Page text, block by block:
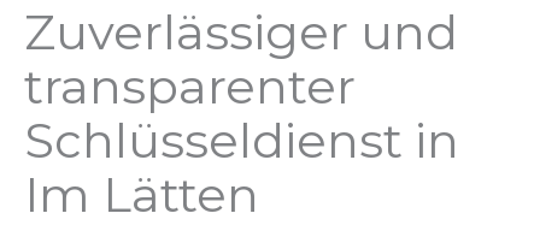
Zuverlässiger und
transparenter
Schlüsseldienst in
Im Lätten